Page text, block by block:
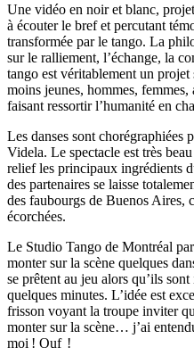
Une vidéo en noir et blanc,
à écouter le bref et percutant
transformée par le tango. La
sur le ralliement, l’échange, la
tango est véritablement un
moins jeunes, hommes,
faisant ressortir l’humanité en
Les danses sont chorégraphiées
Videla. Le spectacle est très
relief les principaux ingrédients
des partenaires se laisse
des faubourgs de Buenos Aires,
écorchées.
Le Studio Tango de Montréal
monter sur la scène quelques
se prêtent au jeu alors qu’ils
quelques minutes. L’idée est
frisson voyant la troupe inviter
monter sur la scène… j’ai
moi ! Ouf !